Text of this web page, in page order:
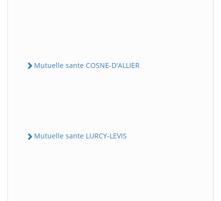
Mutuelle sante COSNE-D'ALLIER
Mutuelle sante LURCY-LEVIS